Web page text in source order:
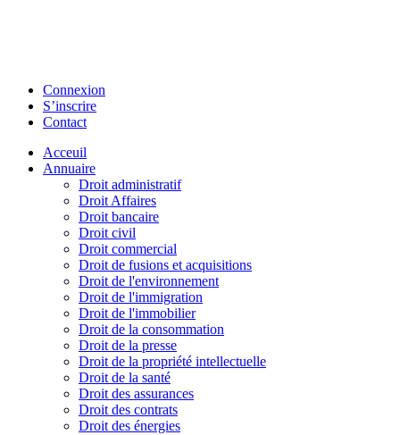
Connexion
S’inscrire
Contact
Acceuil
Annuaire
Droit administratif
Droit Affaires
Droit bancaire
Droit civil
Droit commercial
Droit de fusions et acquisitions
Droit de l'environnement
Droit de l'immigration
Droit de l'immobilier
Droit de la consommation
Droit de la presse
Droit de la propriété intellectuelle
Droit de la santé
Droit des assurances
Droit des contrats
Droit des énergies